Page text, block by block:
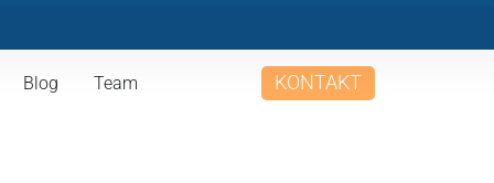
Blog Team KONTAKT